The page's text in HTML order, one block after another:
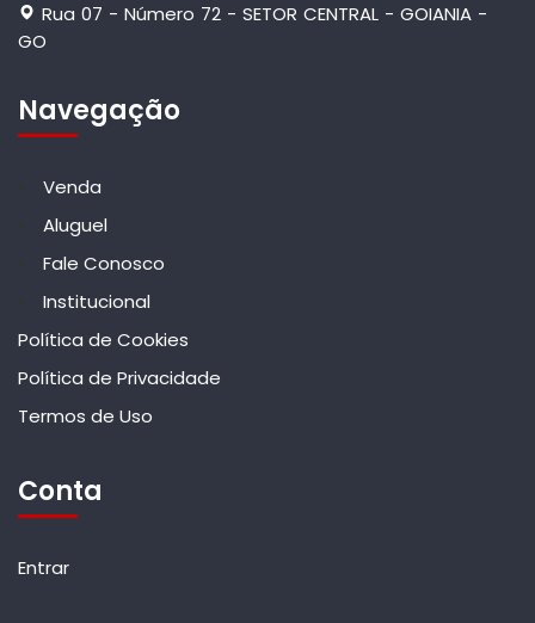
Rua 07 - Número 72 - SETOR CENTRAL - GOIANIA -
GO
Navegação
Venda
Aluguel
Fale Conosco
Institucional
Política de Cookies
Política de Privacidade
Termos de Uso
Conta
Entrar